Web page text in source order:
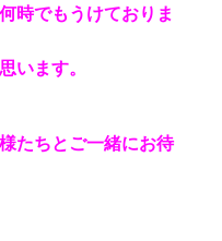
時でもうけておりま
います。
たちとご一緒にお待